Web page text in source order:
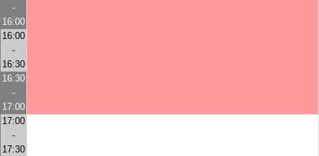
-
16:00
16:00
-
16:30
16:30
-
17:00
17:00
-
17:30